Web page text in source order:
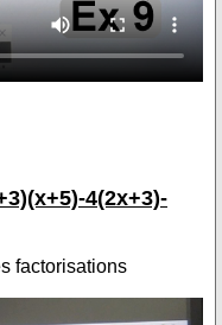
4(2x+3)-
factorisations